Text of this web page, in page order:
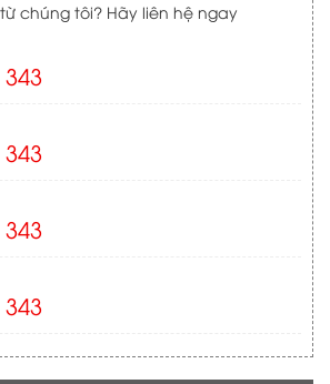
chúng tôi? Hãy liên hệ ngay